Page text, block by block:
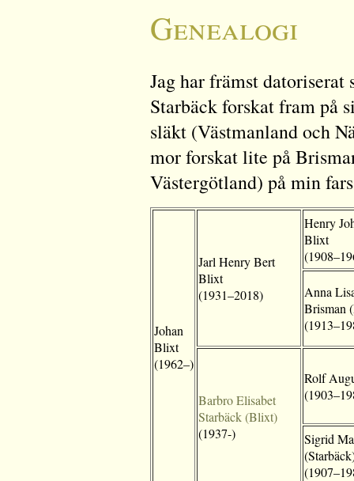
Genealogi
Jag har främst
Starbäck forskat fram på
släkt (Västmanland och
mor forskat lite på
Västergötland) på min
Johan
Blixt
(1962–)
Jarl Henry Bert
Blixt
(1931–2018)
Henry
Blixt
Anna
Brisman
Barbro Elisabet
Starbäck (Blixt)
(1937-)
Rolf
Sigrid